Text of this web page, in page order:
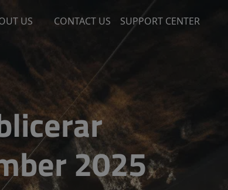
US CONTACT US SUPPORT CENTER
2025